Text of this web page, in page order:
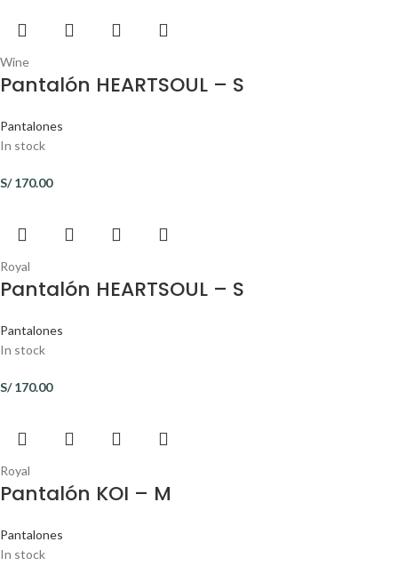
Wine
Pantalón HEARTSOUL – S
Pantalones
In stock
S/170.00
Royal
Pantalón HEARTSOUL – S
Pantalones
In stock
S/170.00
Royal
Pantalón KOI – M
Pantalones
In stock